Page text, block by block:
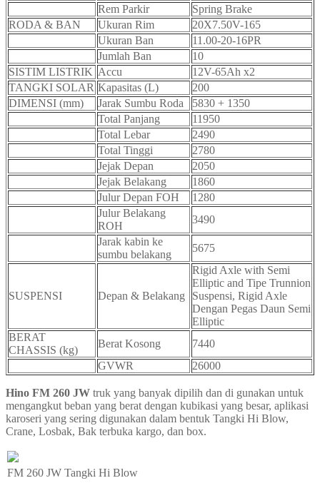
Rem Parkir
Spring Brake
RODA & BAN
Ukuran Rim
20X7.50V-165
Ukuran Ban
11.00-20-16PR
Jumlah Ban
10
SISTIM LISTRIK Accu
12V-65Ah x2
TANGKI SOLAR Kapasitas (L)
200
DIMENSI (mm)
Jarak Sumbu Roda
5830 + 1350
Total Panjang
11950
Total Lebar
2490
Total Tinggi
2780
Jejak Depan
2050
Jejak Belakang
1860
Julur Depan FOH
1280
Julur Belakang
ROH
3490
Jarak kabin ke
sumbu belakang
5675
SUSPENSI Depan & Belakang
Rigid Axle with Semi
Elliptic and Tipe Trunnion
Suspensi, Rigid Axle
Dengan Pegas Daun Semi
Elliptic
BERAT
CHASSIS (kg)
Berat Kosong
7440
GVWR
26000
Hino FM 260 JW truk yang banyak dipilih dan di gunakan untuk
mengangkut beban yang berat dengan kubikasi yang besar, aplikasi
karoseri yang sering digunakan dalam bentuk Tangki Hi Blow,
Crane, Losbak, Bak terbuka kargo, dan box.
FM 260 JW Tangki Hi Blow